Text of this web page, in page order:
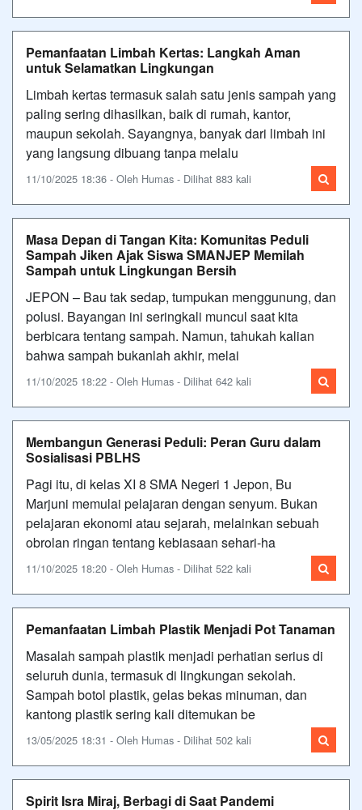
Pemanfaatan Limbah Kertas: Langkah Aman
untuk Selamatkan Lingkungan
Limbah kertas termasuk salah satu jenis sampah yang
paling sering dihasilkan, baik di rumah, kantor,
maupun sekolah. Sayangnya, banyak dari limbah ini
yang langsung dibuang tanpa melalu
11/10/2025 18:36 - Oleh Humas - Dilihat 883 kali
Masa Depan di Tangan Kita: Komunitas Peduli
Sampah Jiken Ajak Siswa SMANJEP Memilah
Sampah untuk Lingkungan Bersih
JEPON – Bau tak sedap, tumpukan menggunung, dan
polusi. Bayangan ini seringkali muncul saat kita
berbicara tentang sampah. Namun, tahukah kalian
bahwa sampah bukanlah akhir, melai
11/10/2025 18:22 - Oleh Humas - Dilihat 642 kali
Membangun Generasi Peduli: Peran Guru dalam
Sosialisasi PBLHS
Pagi itu, di kelas XI 8 SMA Negeri 1 Jepon, Bu
Marjuni memulai pelajaran dengan senyum. Bukan
pelajaran ekonomi atau sejarah, melainkan sebuah
obrolan ringan tentang kebiasaan sehari-ha
11/10/2025 18:20 - Oleh Humas - Dilihat 522 kali
Pemanfaatan Limbah Plastik Menjadi Pot Tanaman
Masalah sampah plastik menjadi perhatian serius di
seluruh dunia, termasuk di lingkungan sekolah.
Sampah botol plastik, gelas bekas minuman, dan
kantong plastik sering kali ditemukan be
13/05/2025 18:31 - Oleh Humas - Dilihat 502 kali
Spirit Isra Miraj, Berbagi di Saat Pandemi